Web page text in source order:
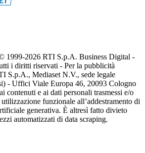
1999-2026 RTI S.p.A. Business Digital -
i diritti riservati - Per la pubblicità
S.p.A., Mediaset N.V., sede legale
- Uffici Viale Europa 46, 20093 Cologno
contenuti e ai dati personali trasmessi e/o
funzionale all’addestramento di
generativa. È altresì fatto divieto
automatizzati di data scraping.